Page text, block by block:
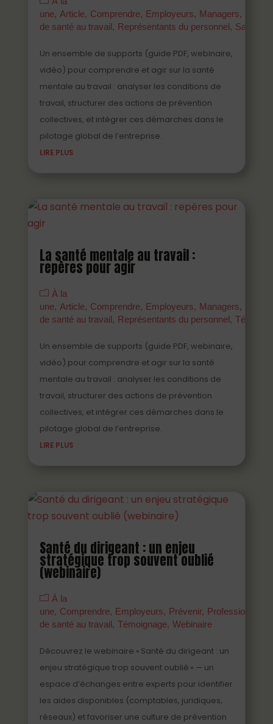
une
Article Comprendre Employeurs Managers
de santé au travail
Représentants du personnel Salariés
Un ensemble de supports (guide PDF, webinaire,
vidéo) pour comprendre et agir sur la santé
mentale au travail : analyser les conditions de
travail, structurer des actions de prévention
collectives, et intégrer ces démarches dans le
pilotage global de l’entreprise.
LIRE PLUS
La santé mentale au travail :
repères pour agir
À la
une
Article Comprendre Employeurs Managers
de santé au travail
Représentants du personnel
Un ensemble de supports (guide PDF, webinaire,
vidéo) pour comprendre et agir sur la santé
mentale au travail : analyser les conditions de
travail, structurer des actions de prévention
collectives, et intégrer ces démarches dans le
pilotage global de l’entreprise.
LIRE PLUS
Santé du dirigeant : un enjeu
stratégique trop souvent oublié
(webinaire)
À la
une
Comprendre Employeurs Prévenir
Professionnels
de santé au travail Témoignage Webinaire
Découvrez le webinaire « Santé du dirigeant : un
enjeu stratégique trop souvent oublié » — un
espace d’échanges entre experts pour identifier
les aides disponibles (comptables, juridiques,
réseaux) et favoriser une culture de prévention